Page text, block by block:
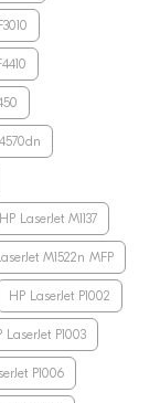
HP LaserJet M1137
M1522n MFP
HP LaserJet P1002
LaserJet P1003
P1006